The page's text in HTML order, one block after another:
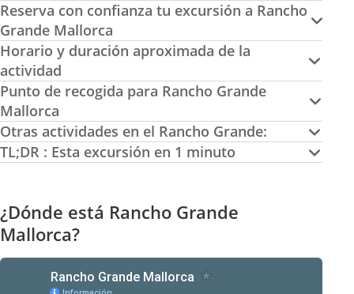
Reserva con confianza tu excursión a Rancho
Grande Mallorca
Horario y duración aproximada de la
actividad
Punto de recogida para Rancho Grande
Mallorca
Otras actividades en el Rancho Grande:
TL;DR : Esta excursión en 1 minuto
¿Dónde está Rancho Grande
Mallorca?